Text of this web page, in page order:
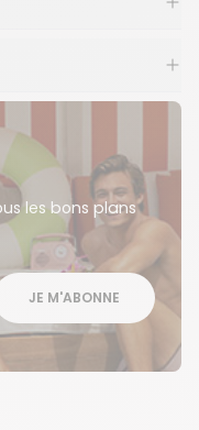
les bons plans
JE M'ABONNE